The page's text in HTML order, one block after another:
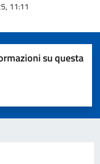
11:11
su questa
5